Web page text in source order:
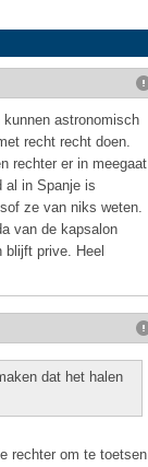
astronomisch
recht recht doen.
rechter er in meegaat
al in Spanje is
ze van niks weten.
van de kapsalon
prive. Heel
dat het halen
rechter om te toetsen